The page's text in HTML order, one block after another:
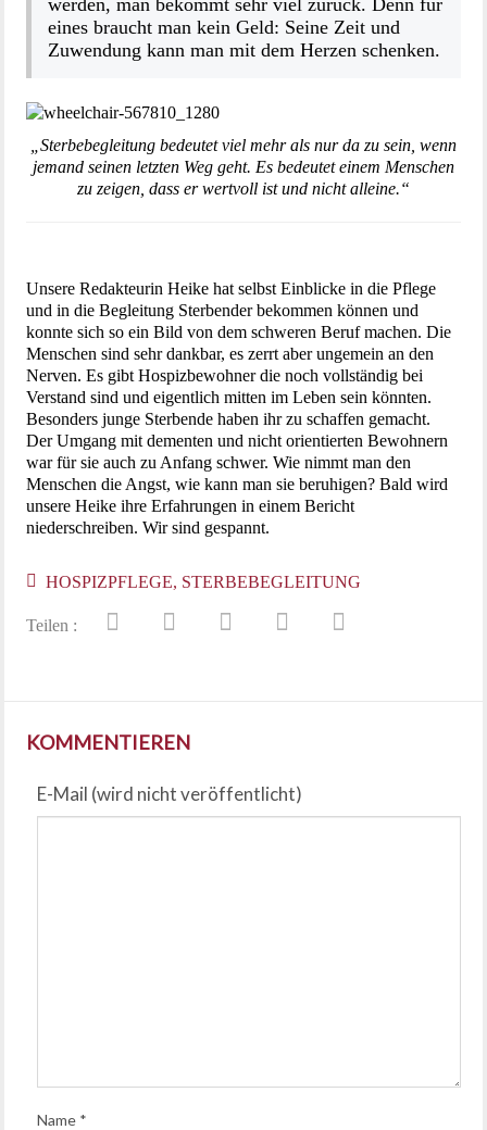
werden, man bekommt sehr viel zurück. Denn für
eines braucht man kein Geld: Seine Zeit und
Zuwendung kann man mit dem Herzen schenken.
„Sterbebegleitung bedeutet viel mehr als nur da zu sein, wenn
jemand seinen letzten Weg geht. Es bedeutet einem Menschen
zu zeigen, dass er wertvoll ist und nicht alleine.“
Unsere Redakteurin Heike hat selbst Einblicke in die Pflege
und in die Begleitung Sterbender bekommen können und
konnte sich so ein Bild von dem schweren Beruf machen. Die
Menschen sind sehr dankbar, es zerrt aber ungemein an den
Nerven. Es gibt Hospizbewohner die noch vollständig bei
Verstand sind und eigentlich mitten im Leben sein könnten.
Besonders junge Sterbende haben ihr zu schaffen gemacht.
Der Umgang mit dementen und nicht orientierten Bewohnern
war für sie auch zu Anfang schwer. Wie nimmt man den
Menschen die Angst, wie kann man sie beruhigen? Bald wird
unsere Heike ihre Erfahrungen in einem Bericht
niederschreiben. Wir sind gespannt.
HOSPIZPFLEGE, STERBEBEGLEITUNG
Teilen :
KOMMENTIEREN
E-Mail (wird nicht veröffentlicht)
Name *